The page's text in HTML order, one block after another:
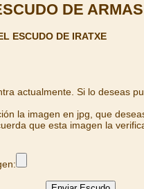
DE
ESCUDO DE IRATXE
actualmente. Si lo deseas
la imagen en jpg, que
que esta imagen la